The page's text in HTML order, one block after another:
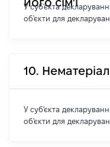
У суб'єкта
об'єкти для
10.
У суб'єкта
об'єкти для